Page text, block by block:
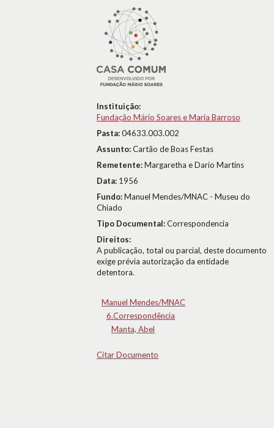
Instituição:
Fundação Mário Soares e Maria Barroso
Pasta:04633.003.002
Assunto:Cartão de Boas Festas
Remetente:Margaretha e Dario Martins
Data: 1956
Fundo:Manuel Mendes/MNAC - Museu do
Chiado
Tipo Documental:Correspondencia
Direitos:
A publicação, total ou parcial, deste documento
exige prévia autorização da entidade
detentora.
Manuel Mendes/MNAC
6.Correspondência
Manta, Abel
Citar Documento